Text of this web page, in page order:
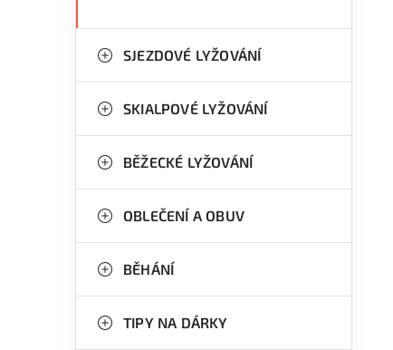
SJEZDOVÉ LYŽOVÁNÍ
SKIALPOVÉ LYŽOVÁNÍ
BĚŽECKÉ LYŽOVÁNÍ
OBLEČENÍ A OBUV
BĚHÁNÍ
TIPY NA DÁRKY